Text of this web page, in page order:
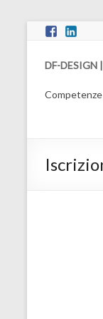
DF-DESIGN